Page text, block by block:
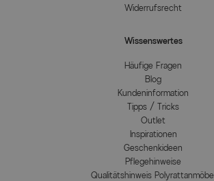
Widerrufsrecht
Wissenswertes
Häufige Fragen
Blog
Kundeninformation
Tipps / Tricks
Outlet
Inspirationen
Geschenkideen
Pflegehinweise
Qualitätshinweis Polyrattanmöbel